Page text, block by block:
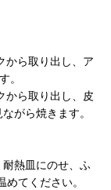
から取り出し、ア
。
から取り出し、皮
がら焼きます。
熱皿にのせ、ふ
てください。